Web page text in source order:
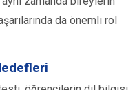
da önemli rol